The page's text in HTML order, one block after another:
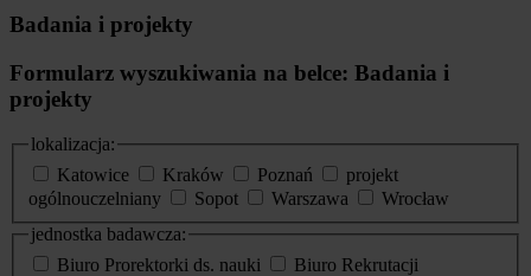
Badania i projekty
Formularz wyszukiwania na belce: Badania i
projekty
lokalizacja:
Katowice
Kraków Poznań
projekt
ogólnouczelniany
Sopot Warszawa
Wrocław
jednostka badawcza:
Biuro Prorektorki ds. nauki
Biuro Rekrutacji